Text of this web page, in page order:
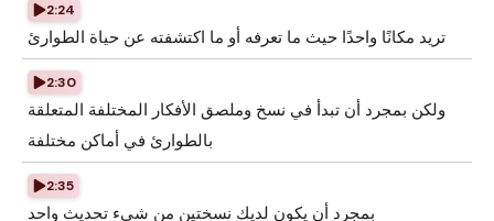
2:24
تريد مكانًا واحدًا حيث ما تعرفه أو ما اكتشفته عن حياة الطوارئ
2:30
ولكن بمجرد أن تبدأ في نسخ وملصق الأفكار المختلفة المتعلقة
بالطوارئ في أماكن مختلفة
2:35
بمجرد أن يكون لديك نسختين من شيء تحديث واحد